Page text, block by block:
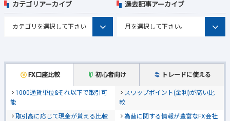
FX口座比較 初心者向け トレードに使える
1000通貨単位&それ以下で取引可
能
スワップポイント(金利)が高い比
較
取引高に応じて現金が貰える比較
為替に関する情報が豊富なFX会社
カテゴリアーカイブ 過去記事アーカイブ